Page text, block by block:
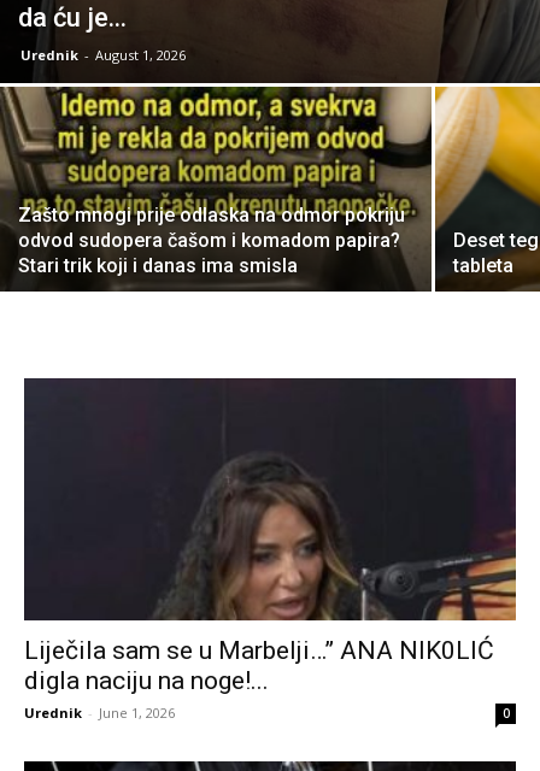
da ću je...
Urednik - August 1, 2026
Zašto mnogi prije odlaska na odmor pokriju
odvod sudopera čašom i komadom papira?
Stari trik koji i danas ima smisla
Deset
tableta
Liječila sam se u Marbelji…” ANA NlK0LlĆ
digla naciju na noge!...
Urednik - June 1, 2026 0